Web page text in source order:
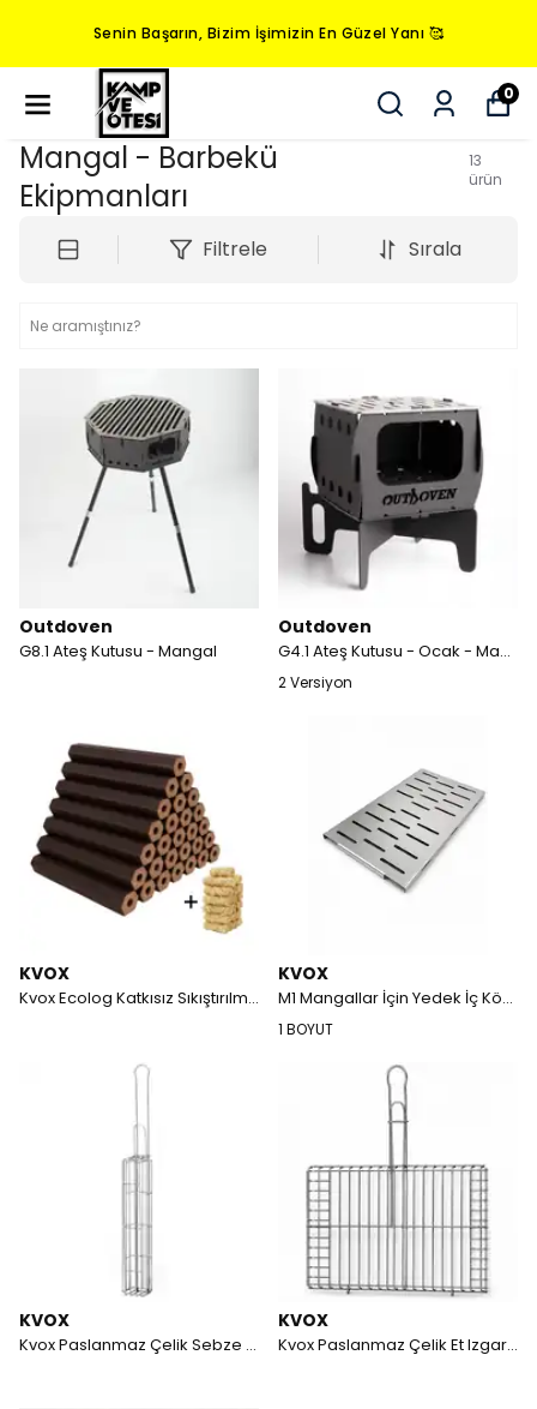
Senin Başarın, Bizim İşimizin En Güzel Yanı 🥰
0
Mangal - Barbekü
Ekipmanları
13
ürün
Filtrele Sırala
Outdoven
G8.1 Ateş Kutusu - Mangal
Outdoven
G4.1 Ateş Kutusu - Ocak - Mangal
2 Versiyon
KVOX
Kvox Ecolog Katkısız Sıkıştırılmış %100 Kayın Briket Şömine ve Kamp Odunu - 20KG
KVOX
M1 Mangallar İçin Yedek İç Kömür Izgarası
1 BOYUT
KVOX
Kvox Paslanmaz Çelik Sebze Izgarası
KVOX
Kvox Paslanmaz Çelik Et Izgarası